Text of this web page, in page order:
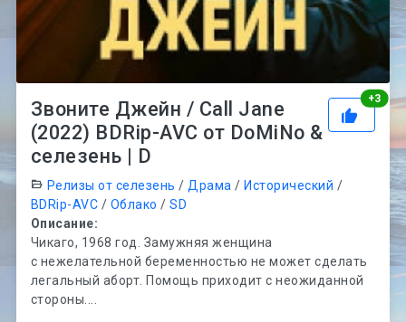
+3
Звоните Джейн / Call Jane
(2022) BDRip-AVC от DoMiNo &
селезень | D
Релизы от селезень / Драма / Исторический /
BDRip-AVC / Облако /SD
Описание:
Чикаго, 1968 год. Замужняя женщина
с нежелательной беременностью не может сделать
легальный аборт. Помощь приходит с неожиданной
стороны....